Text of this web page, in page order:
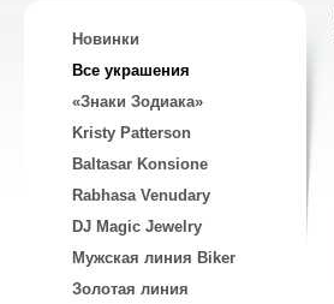
Новинки
Все украшения
«Знаки Зодиака»
Kristy Patterson
Baltasar Konsione
Rabhasa Venudary
DJ Magic Jewelry
Мужская линия Biker
Золотая линия